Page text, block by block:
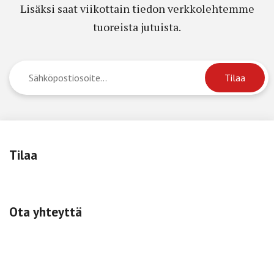
Lisäksi saat viikottain tiedon verkkolehtemme
tuoreista jutuista.
Tilaa
Ota yhteyttä